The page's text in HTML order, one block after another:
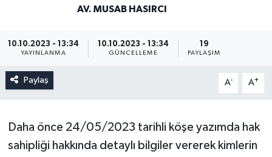
AV. MUSAB HASIRCI
10.10.2023 - 13:34
YAYINLANMA
10.10.2023 - 13:34
GÜNCELLEME
19
PAYLAŞIM
Paylaş A- A+
Daha önce 24/05/2023 tarihli köşe yazımda hak
sahipliği hakkında detaylı bilgiler vererek kimlerin